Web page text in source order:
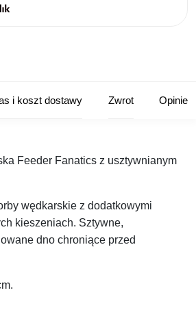
i koszt dostawy Zwrot Opinie
Feeder Fanatics z usztywnianym
wędkarskie z dodatkowymi
kieszeniach. Sztywne,
dno chroniące przed